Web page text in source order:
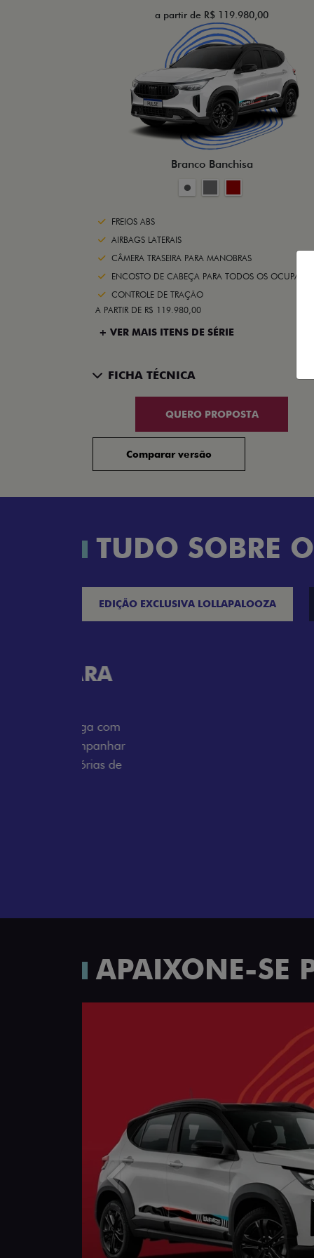
a partir de R$ 119.980,00
Branco Banchisa
FREIOS ABS
AIRBAGS LATERAIS
CÂMERA TRASEIRA PARA MANOBRAS
ENCOSTO DE CABEÇA PARA TODOS OS OCUPANTES
CONTROLE DE TRAÇÃO
A PARTIR DE R$ 119.980,00
+ VER MAIS ITENS DE SÉRIE
FICHA TÉCNICA
QUERO PROPOSTA
Comparar versão
TUDO SOBRE
EDIÇÃO EXCLUSIVA LOLLAPALOOZA
APAIXONE-SE
Anterior